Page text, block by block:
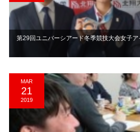
第29回ユニバーシアード冬季競技大会女子ア
MAR
21
2019